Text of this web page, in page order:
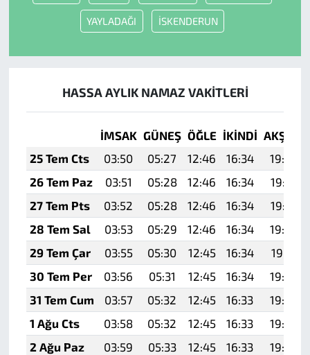
YAYLADAĞI İSKENDERUN
HASSA AYLIK NAMAZ VAKITLERI
İMSAK GÜNEŞ ÖĞLE İKINDI AKŞAM
25 Tem Cts
03:50 05:27 12:46 16:34
19:54
26 Tem Paz
03:51 05:28 12:46 16:34
19:53
27 Tem Pts
03:52 05:28 12:46 16:34
19:53
28 Tem Sal
03:53 05:29 12:46 16:34
19:52
29 Tem Çar
03:55 05:30 12:45 16:34
19:51
30 Tem Per
03:56 05:31 12:45 16:34
19:50
31 Tem Cum
03:57 05:32 12:45 16:33
19:49
1 Ağu Cts
03:58 05:32 12:45 16:33
19:48
2 Ağu Paz
03:59 05:33 12:45 16:33
19:47